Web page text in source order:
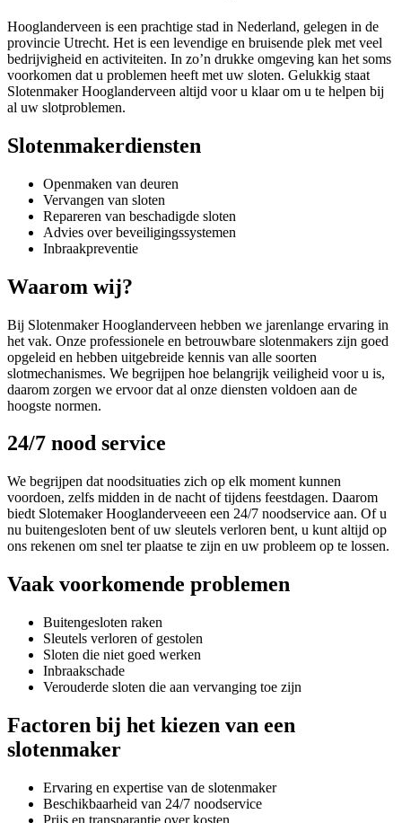
Hooglanderveen is een prachtige stad in Nederland, gelegen in de
provincie Utrecht. Het is een levendige en bruisende plek met veel
bedrijvigheid en activiteiten. In zo’n drukke omgeving kan het soms
voorkomen dat u problemen heeft met uw sloten. Gelukkig staat
Slotenmaker Hooglanderveen altijd voor u klaar om u te helpen bij
al uw slotproblemen.
Slotenmakerdiensten
Openmaken van deuren
Vervangen van sloten
Repareren van beschadigde sloten
Advies over beveiligingssystemen
Inbraakpreventie
Waarom wij?
Bij Slotenmaker Hooglanderveen hebben we jarenlange ervaring in
het vak. Onze professionele en betrouwbare slotenmakers zijn goed
opgeleid en hebben uitgebreide kennis van alle soorten
slotmechanismes. We begrijpen hoe belangrijk veiligheid voor u is,
daarom zorgen we ervoor dat al onze diensten voldoen aan de
hoogste normen.
24/7 nood service
We begrijpen dat noodsituaties zich op elk moment kunnen
voordoen, zelfs midden in de nacht of tijdens feestdagen. Daarom
biedt Slotemaker Hooglanderveeen een 24/7 noodservice aan. Of u
nu buitengesloten bent of uw sleutels verloren bent, u kunt altijd op
ons rekenen om snel ter plaatse te zijn en uw probleem op te lossen.
Vaak voorkomende problemen
Buitengesloten raken
Sleutels verloren of gestolen
Sloten die niet goed werken
Inbraakschade
Verouderde sloten die aan vervanging toe zijn
Factoren bij het kiezen van een
slotenmaker
Ervaring en expertise van de slotenmaker
Beschikbaarheid van 24/7 noodservice
Prijs en transparantie over kosten